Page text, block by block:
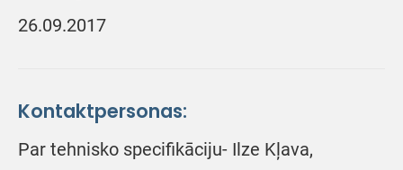
26.09.2017
Kontaktpersonas:
Par tehnisko specifikāciju- Ilze Kļava,